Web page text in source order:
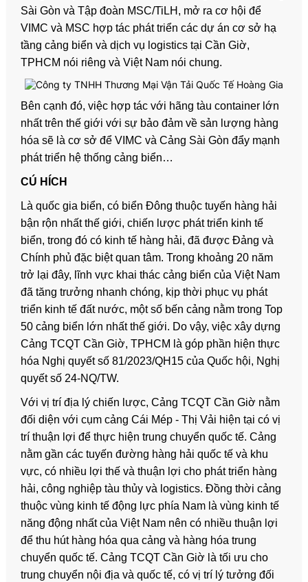
Sài Gòn và Tập đoàn MSC/TiLH, mở ra cơ hội để
VIMC và MSC hợp tác phát triển các dự án cơ sở hạ
tầng cảng biển và dịch vụ logistics tại Cần Giờ,
TPHCM nói riêng và Việt Nam nói chung.
Bên cạnh đó, việc hợp tác với hãng tàu container lớn
nhất trên thế giới với sự bảo đảm về sản lượng hàng
hóa sẽ là cơ sở để VIMC và Cảng Sài Gòn đẩy mạnh
phát triển hệ thống cảng biển…
CÚ HÍCH
Là quốc gia biển, có biển Đông thuộc tuyến hàng hải
bận rộn nhất thế giới, chiến lược phát triển kinh tế
biển, trong đó có kinh tế hàng hải, đã được Đảng và
Chính phủ đặc biệt quan tâm. Trong khoảng 20 năm
trở lại đây, lĩnh vực khai thác cảng biển của Việt Nam
đã tăng trưởng nhanh chóng, kịp thời phục vụ phát
triển kinh tế đất nước, một số bến cảng nằm trong Top
50 cảng biển lớn nhất thế giới. Do vậy, việc xây dựng
Cảng TCQT Cần Giờ, TPHCM là góp phần hiện thực
hóa Nghị quyết số 81/2023/QH15 của Quốc hội, Nghị
quyết số 24-NQ/TW.
Với vị trí địa lý chiến lược, Cảng TCQT Cần Giờ nằm
đối diện với cụm cảng Cái Mép - Thị Vải hiện tại có vị
trí thuận lợi để thực hiện trung chuyển quốc tế. Cảng
nằm gần các tuyến đường hàng hải quốc tế và khu
vực, có nhiều lợi thế và thuận lợi cho phát triển hàng
hải, công nghiệp tàu thủy và logistics. Đồng thời cảng
thuộc vùng kinh tế động lực phía Nam là vùng kinh tế
năng động nhất của Việt Nam nên có nhiều thuận lợi
để thu hút hàng hóa qua cảng và hàng hóa trung
chuyển quốc tế. Cảng TCQT Cần Giờ là tối ưu cho
trung chuyển nội địa và quốc tế, có vị trí lý tưởng đối